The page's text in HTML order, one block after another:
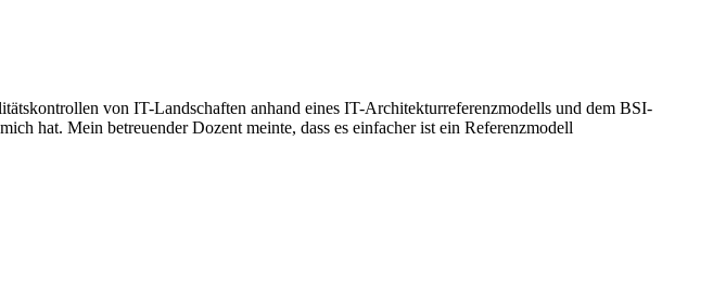
von IT-Landschaften anhand eines IT-Architekturreferenzmodells und dem BSI-
hat. Mein betreuender Dozent meinte, dass es einfacher ist ein Referenzmodell